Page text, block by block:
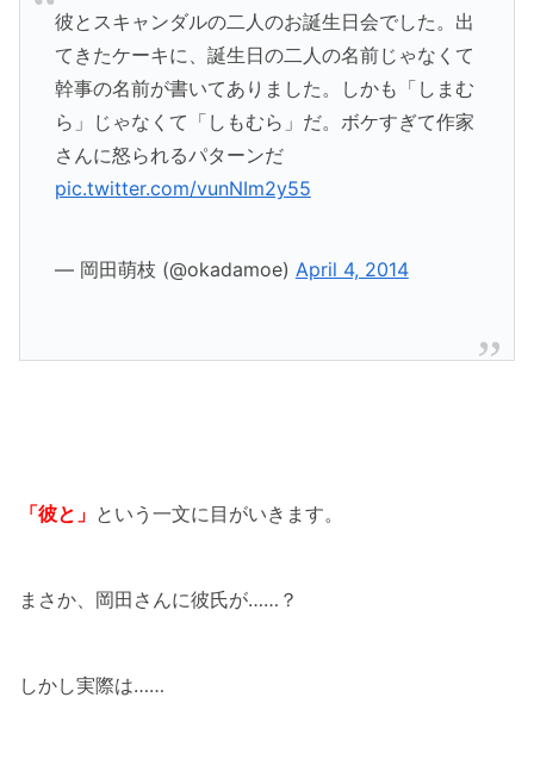
彼とスキャンダルの二人のお誕生日会でした。出
てきたケーキに、誕生日の二人の名前じゃなくて
幹事の名前が書いてありました。しかも「しまむ
ら」じゃなくて「しもむら」だ。ボケすぎて作家
さんに怒られるパターンだ
pic.twitter.com/vunNIm2y55
— 岡田萌枝 (@okadamoe) April 4, 2014
「彼と」 という一文に目がいきます。
まさか、岡田さんに彼氏が……？
しかし実際は……